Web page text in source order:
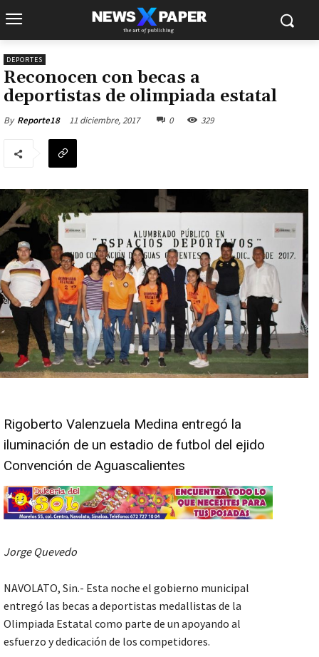
DEPORTES
Reconocen con becas a
deportistas de olimpiada estatal
By Reporte18 11 diciembre, 2017 0 329
Rigoberto Valenzuela Medina entregó la
iluminación de un estadio de futbol del ejido
Convención de Aguascalientes
Jorge Quevedo
NAVOLATO, Sin.- Esta noche el gobierno municipal
entregó las becas a deportistas medallistas de la
Olimpiada Estatal como parte de un apoyando al
esfuerzo y dedicación de los competidores.